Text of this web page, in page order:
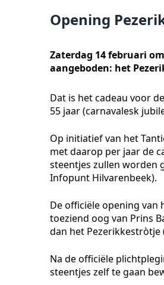
Opening
Zaterdag 14 februari
aangeboden: het
Dat is het cadeau voor
55 jaar (carnavalesk
Op initiatief van het
met daarop per jaar de
steentjes zullen worden
Infopunt Hilvarenbeek).
De officiële opening van
toeziend oog van Prins
dan het
Na de officiële
steentjes zelf te gaan